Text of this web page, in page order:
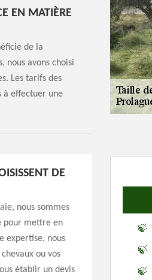
EN MATIÈRE
de la
nous avons choisi
Les tarifs des
à effectuer une
DE
nous sommes
pour mettre en
expertise, nous
ou vos
établir un devis